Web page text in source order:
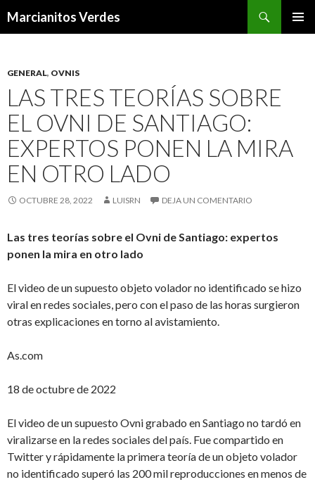
Marcianitos Verdes
GENERAL, OVNIS
LAS TRES TEORÍAS SOBRE
EL OVNI DE SANTIAGO:
EXPERTOS PONEN LA MIRA
EN OTRO LADO
OCTUBRE 28, 2022 LUISRN DEJA UN COMENTARIO
Las tres teorías sobre el Ovni de Santiago: expertos
ponen la mira en otro lado
El video de un supuesto objeto volador no identificado se hizo
viral en redes sociales, pero con el paso de las horas surgieron
otras explicaciones en torno al avistamiento.
As.com
18 de octubre de 2022
El video de un supuesto Ovni grabado en Santiago no tardó en
viralizarse en la redes sociales del país. Fue compartido en
Twitter y rápidamente la primera teoría de un objeto volador
no identificado superó las 200 mil reproducciones en menos de